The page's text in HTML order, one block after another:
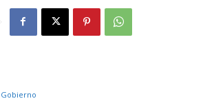
Gobierno